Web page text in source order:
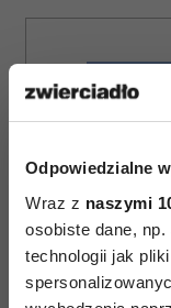
Odpowiedzialne
Wraz z naszymi
osobiste dane,
technologii jak